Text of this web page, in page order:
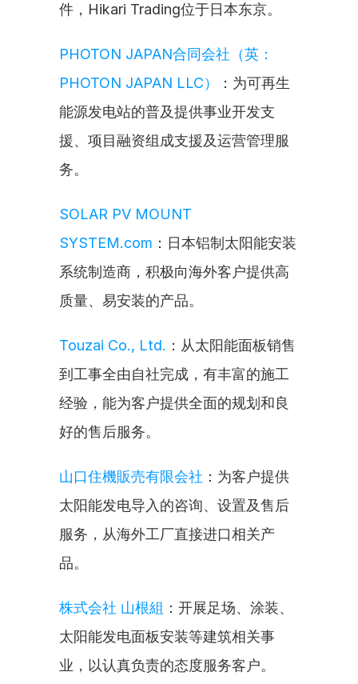
件，Hikari Trading位于日本东京。
PHOTON JAPAN合同会社（英：
PHOTON JAPAN LLC）
：为可再生
能源发电站的普及提供事业开发支
援、项目融资组成支援及运营管理服
务。
SOLAR PV MOUNT
SYSTEM.com ：日本铝制太阳能安装
系统制造商，积极向海外客户提供高
质量、易安装的产品。
Touzai Co., Ltd. ：从太阳能面板销售
到工事全由自社完成，有丰富的施工
经验，能为客户提供全面的规划和良
好的售后服务。
山口住機販売有限会社 ：为客户提供
太阳能发电导入的咨询、设置及售后
服务，从海外工厂直接进口相关产
品。
株式会社 山根組 ：开展足场、涂装、
太阳能发电面板安装等建筑相关事
业，以认真负责的态度服务客户。